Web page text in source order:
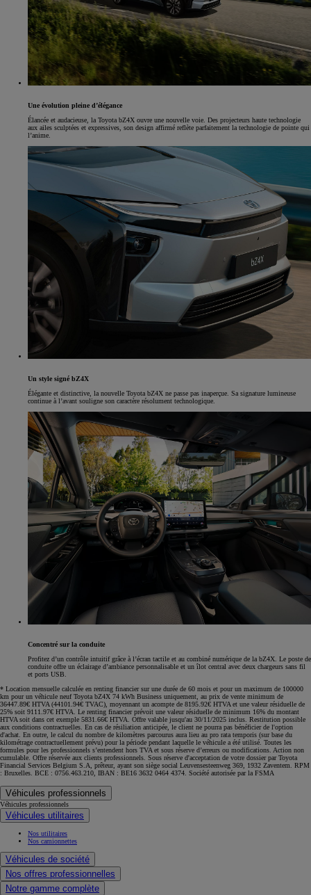
Une évolution pleine d’élégance
Élancée et audacieuse, la Toyota bZ4X ouvre une nouvelle voie. Des projecteurs haute technologie
aux ailes sculptées et expressives, son design affirmé reflète parfaitement la technologie de pointe qui
l’anime.
Un style signé bZ4X
Élégante et distinctive, la nouvelle Toyota bZ4X ne passe pas inaperçue. Sa signature lumineuse
continue à l’avant souligne son caractère résolument technologique.
Concentré sur la conduite
Profitez d’un contrôle intuitif grâce à l’écran tactile et au combiné numérique de la bZ4X. Le poste de
conduite offre un éclairage d’ambiance personnalisable et un îlot central avec deux chargeurs sans fil
et ports USB.
* Location mensuelle calculée en renting financier sur une durée de 60 mois et pour un maximum de 100000
km pour un véhicule neuf Toyota bZ4X 74 kWh Business uniquement, au prix de vente minimum de
36447.89€ HTVA (44101.94€ TVAC), moyennant un acompte de 8195.92€ HTVA et une valeur résiduelle de
25% soit 9111.97€ HTVA. Le renting financier prévoit une valeur résiduelle de minimum 16% du montant
HTVA soit dans cet exemple 5831.66€ HTVA. Offre valable jusqu'au 30/11/2025 inclus. Restitution possible
aux conditions contractuelles. En cas de résiliation anticipée, le client ne pourra pas bénéficier de l'option
d'achat. En outre, le calcul du nombre de kilomètres parcourus aura lieu au pro rata temporis (sur base du
kilométrage contractuellement prévu) pour la période pendant laquelle le véhicule a été utilisé. Toutes les
formules pour les professionnels s’entendent hors TVA et sous réserve d’erreurs ou modifications. Action non
cumulable. Offre réservée aux clients professionnels. Sous réserve d'acceptation de votre dossier par Toyota
Financial Services Belgium S.A, prêteur, ayant son siège social Leuvensesteenweg 369, 1932 Zaventem. RPM
: Bruxelles. BCE : 0756.463.210, IBAN : BE16 3632 0464 4374. Société autorisée par la FSMA
Véhicules professionnels
Véhicules professionnels
Véhicules utilitaires
Nos utilitaires
Nos camionnettes
Véhicules de société
Nos offres professionnelles
Notre gamme complète